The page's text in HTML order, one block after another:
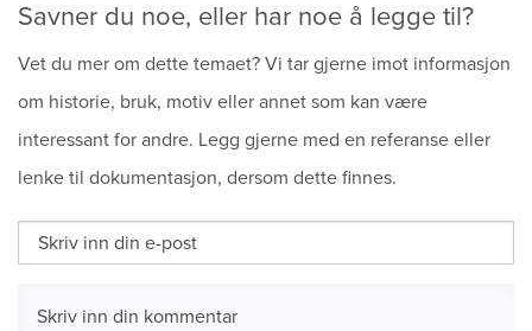
Savner du noe, eller har noe å legge til?
Vet du mer om dette temaet? Vi tar gjerne imot informasjon
om historie, bruk, motiv eller annet som kan være
interessant for andre. Legg gjerne med en referanse eller
lenke til dokumentasjon, dersom dette finnes.